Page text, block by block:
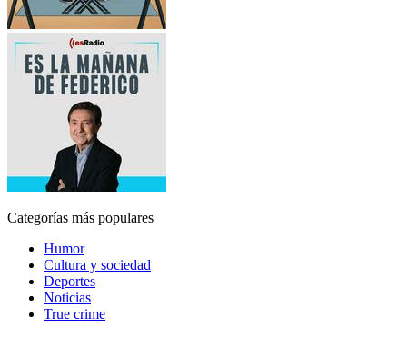
Categorías más populares
Humor
Cultura y sociedad
Deportes
Noticias
True crime